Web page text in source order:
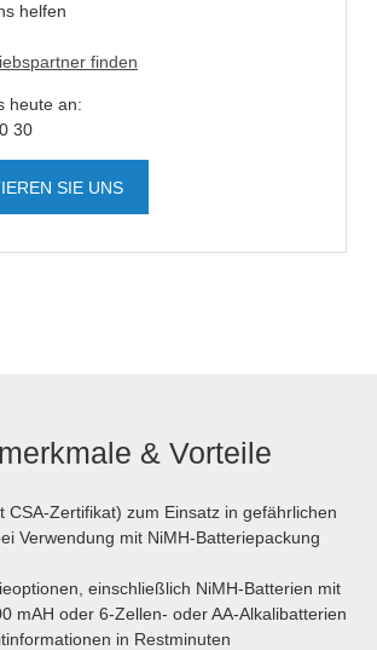
helfen
finden
heute an:
30
SIE UNS
& Vorteile
CSA-Zertifikat) zum Einsatz in gefährlichen
Verwendung mit NiMH-Batteriepackung
einschließlich NiMH-Batterien mit
mAH oder 6-Zellen- oder AA-Alkalibatterien
in Restminuten